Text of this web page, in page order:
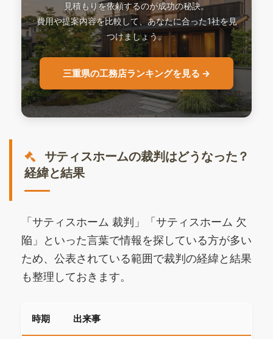
見積もりを依頼するのが成功の秘訣。
費用や提案内容を比較して、あなたに合った1社を見
つけましょう。
三重県の工務店ランキングを見る →
サティスホームの裁判はどうなった？
経緯と結果
「サティスホーム 裁判」「サティスホーム 欠
陥」といった言葉で情報を探している方が多い
ため、公表されている範囲で裁判の経緯と結果
も整理しておきます。
時期 出来事